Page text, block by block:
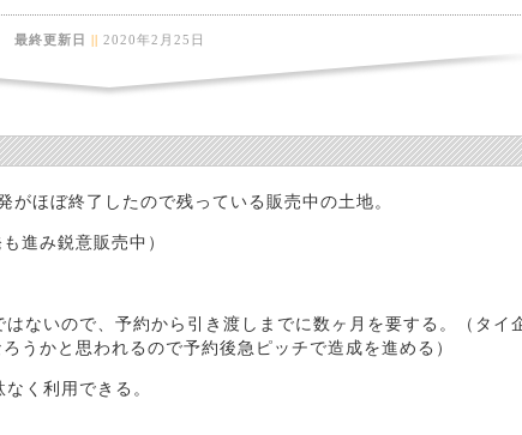
最終更新日 || 2020年2月25日
がほぼ終了したので残っている販売中の土地。
進み鋭意販売中）
ないので、予約から引き渡しまでに数ヶ月を要する。（タイ
うかと思われるので予約後急ピッチで造成を進める）
く利用できる。